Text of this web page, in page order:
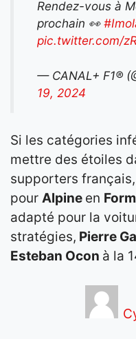
Rendez-vous à
prochain 👀
pic.twitter.com/
— CANAL+ F1®
19, 2024
Si les catégories
mettre des étoiles
supporters français,
pour Alpine en
adapté pour la
stratégies, Pierre
Esteban Ocon à la